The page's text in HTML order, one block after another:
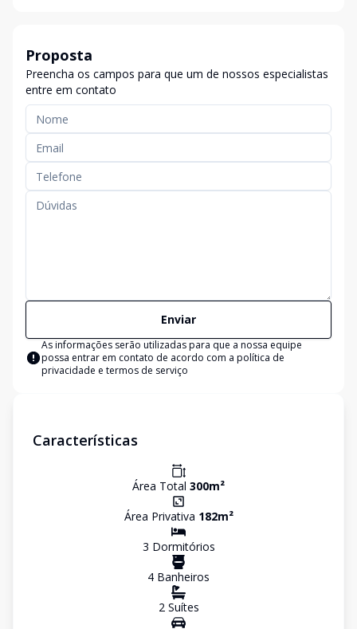
Proposta
Preencha os campos para que um de nossos especialistas
entre em contato
Enviar
As informações serão utilizadas para que a nossa equipe
possa entrar em contato de acordo com a política de
privacidade e termos de serviço
Características
Área Total 300m²
Área Privativa 182m²
3 Dormitórios
4 Banheiros
2Suítes